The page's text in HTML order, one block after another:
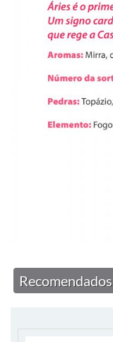
Recomendados